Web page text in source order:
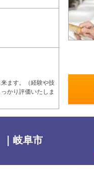
ます。（経験や技
かり評価いたしま
｜岐阜市